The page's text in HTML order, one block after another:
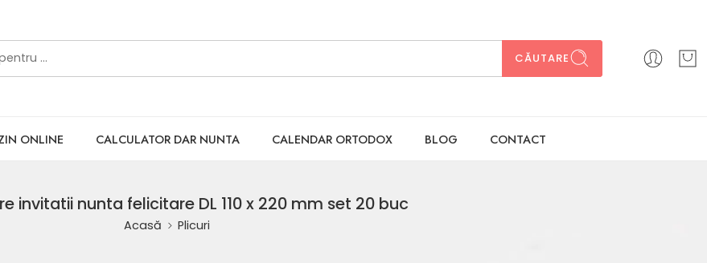
CĂUTARE
ONLINE CALCULATOR DAR NUNTA CALENDAR ORTODOX BLOG CONTACT
invitatii nunta felicitare DL 110 x 220 mm set 20 buc
Acasă Plicuri